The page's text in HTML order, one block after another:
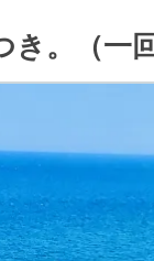
き。（一